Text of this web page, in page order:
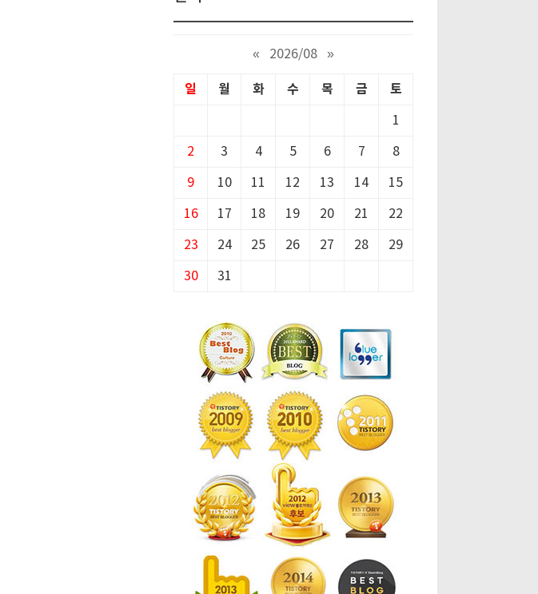
« 2026/08 »
일 월 화 수 목 금 토
1
2 3 4 5 6 7 8
9 10 11 12 13 14 15
16 17 18 19 20 21 22
23 24 25 26 27 28 29
30 31